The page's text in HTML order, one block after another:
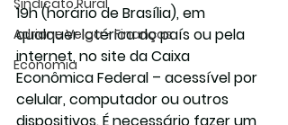
Sindicato Rural
Adriane Veiga - Finanças
Economia
19h (horário de Brasília), em
qualquer lotérica do país ou pela
internet, no site da Caixa
Econômica Federal – acessível por
celular, computador ou outros